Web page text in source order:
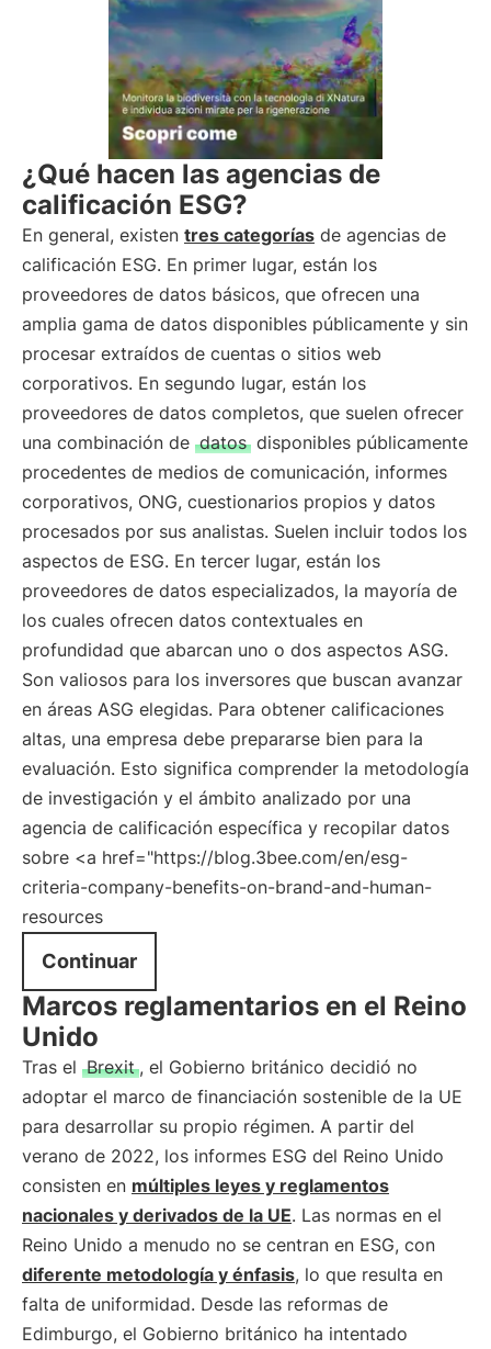
¿Qué hacen las agencias de
calificación ESG?
En general, existen tres categorías de agencias de
calificación ESG. En primer lugar, están los
proveedores de datos básicos, que ofrecen una
amplia gama de datos disponibles públicamente y sin
procesar extraídos de cuentas o sitios web
corporativos. En segundo lugar, están los
proveedores de datos completos, que suelen ofrecer
una combinación de datos disponibles públicamente
procedentes de medios de comunicación, informes
corporativos, ONG, cuestionarios propios y datos
procesados por sus analistas. Suelen incluir todos los
aspectos de ESG. En tercer lugar, están los
proveedores de datos especializados, la mayoría de
los cuales ofrecen datos contextuales en
profundidad que abarcan uno o dos aspectos ASG.
Son valiosos para los inversores que buscan avanzar
en áreas ASG elegidas. Para obtener calificaciones
altas, una empresa debe prepararse bien para la
evaluación. Esto significa comprender la metodología
de investigación y el ámbito analizado por una
agencia de calificación específica y recopilar datos
sobre <a href="https://blog.3bee.com/en/esg-
criteria-company-benefits-on-brand-and-human-
resources
Continuar
Marcos reglamentarios en el Reino
Unido
Tras el Brexit , el Gobierno británico decidió no
adoptar el marco de financiación sostenible de la UE
para desarrollar su propio régimen. A partir del
verano de 2022, los informes ESG del Reino Unido
consisten en múltiples leyes y reglamentos
nacionales y derivados de la UE. Las normas en el
Reino Unido a menudo no se centran en ESG, con
diferente metodología y énfasis, lo que resulta en
falta de uniformidad. Desde las reformas de
Edimburgo, el Gobierno británico ha intentado